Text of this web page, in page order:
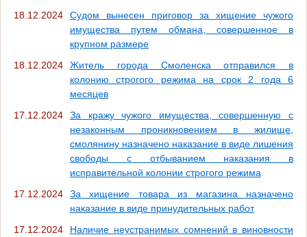
18.12.2024
Судом вынесен приговор за хищение чужого
имущества путем обмана, совершенное в
крупном размере
18.12.2024
Житель города Смоленска отправился в
колонию строгого режима на срок 2 года 6
месяцев
17.12.2024
За кражу чужого имущества, совершенную с
незаконным проникновением в жилище,
смолянину назначено наказание в виде лишения
свободы с отбыванием наказания в
исправительной колонии строгого режима
17.12.2024
За хищение товара из магазина назначено
наказание в виде принудительных работ
17.12.2024
Наличие неустранимых сомнений в виновности